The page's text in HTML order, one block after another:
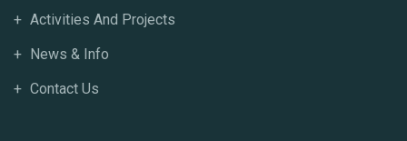
Activities And Projects
News & Info
Contact Us